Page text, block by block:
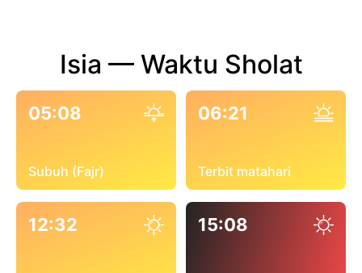
Isia — Waktu Sholat
05:08
Subuh (Fajr)
06:21
Terbit matahari
12:32 15:08